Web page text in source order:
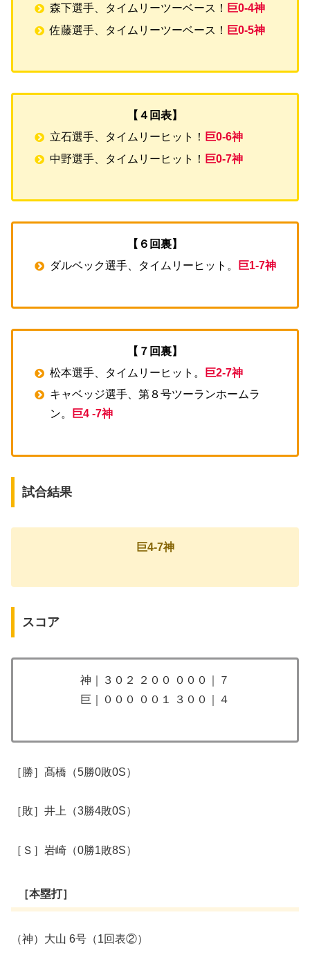
森下選手、タイムリーツーベース！ 巨0-4神
佐藤選手、タイムリーツーベース！ 巨0-5神
【４回表】
立石選手、タイムリーヒット！ 巨0-6神
中野選手、タイムリーヒット！ 巨0-7神
【６回裏】
ダルベック選手、タイムリーヒット。
巨1-7神
【７回裏】
松本選手、タイムリーヒット。
巨2-7神
キャベッジ選手、第８号ツーランホームラ
ン。
巨4 -7神
試合結果
巨4-7神
スコア
神｜３０２ ２００ ０００｜７
巨｜０００ ００１ ３００｜４
［勝］髙橋（5勝0敗0S）
［敗］井上（3勝4敗0S）
［Ｓ］岩崎（0勝1敗8S）
［本塁打］
（神）大山 6号（1回表②）